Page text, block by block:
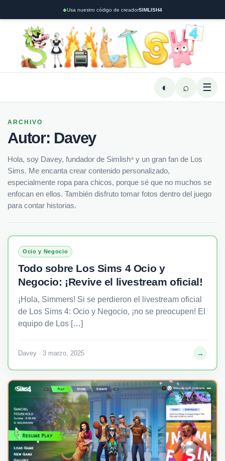
◆Usa nuestro código de creadorSIMLISH4
◐ ⌕ ☰
ARCHIVO
Autor: Davey
Hola, soy Davey, fundador de Simlish⁴ y un gran fan de Los
Sims. Me encanta crear contenido personalizado,
especialmente ropa para chicos, porque sé que no muchos se
enfocan en ellos. También disfruto tomar fotos dentro del juego
para contar historias.
Ocio y Negocio
Todo sobre Los Sims 4 Ocio y
Negocio: ¡Revive el livestream oficial!
¡Hola, Simmers! Si se perdieron el livestream oficial
de Los Sims 4: Ocio y Negocio, ¡no se preocupen! El
equipo de Los […]
Davey · 3 marzo, 2025 →